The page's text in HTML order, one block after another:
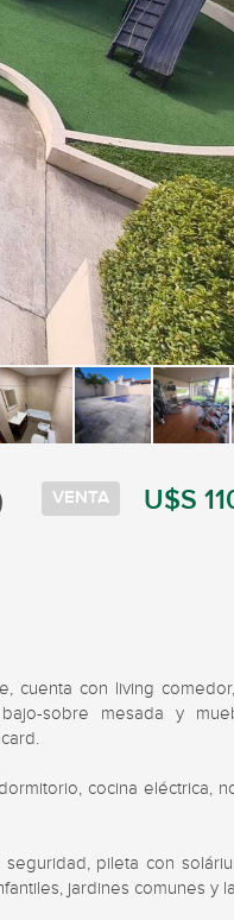
U$S
VENTA
cuenta con living
sobre mesada y
cocina eléctrica,
pileta con
jardines comunes y